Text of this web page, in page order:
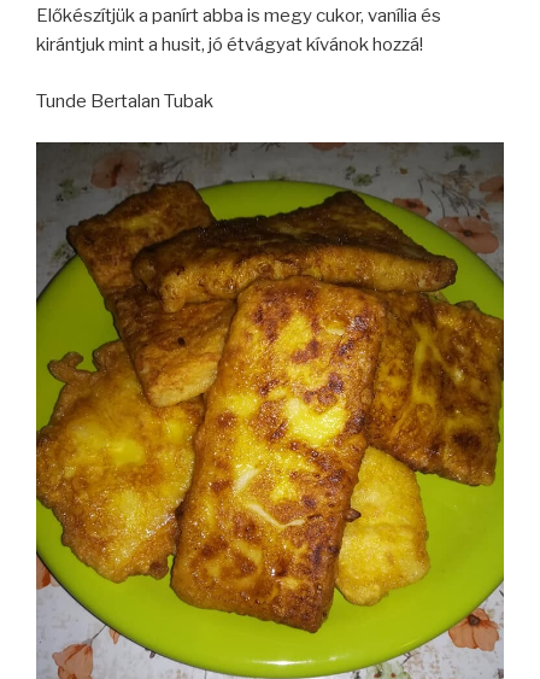
Előkészítjük a panírt abba is megy cukor, vanília és
kirántjuk mint a husit, jó étvágyat kívánok hozzá!
Tunde Bertalan Tubak